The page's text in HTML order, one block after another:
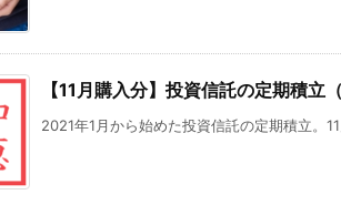
【11月購入分】投資信託の定期積立
2021年1月から始めた投資信託の定期積立。